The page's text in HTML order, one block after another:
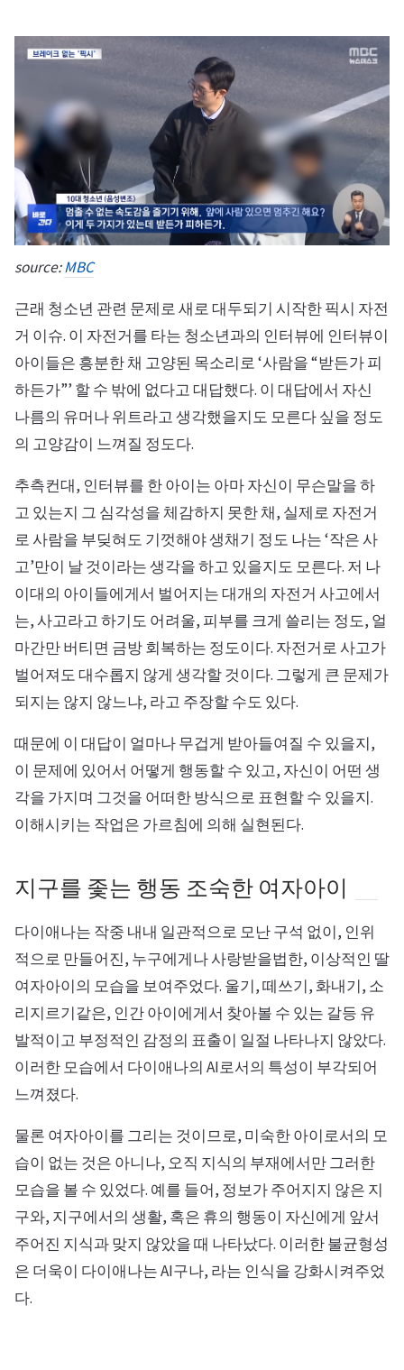
source:MBC
근래 청소년 관련 문제로 새로 대두되기 시작한 픽시 자전
거 이슈. 이 자전거를 타는 청소년과의 인터뷰에 인터뷰이
아이들은 흥분한 채 고양된 목소리로 ‘사람을 “받든가 피
하든가”’ 할 수 밖에 없다고 대답했다. 이 대답에서 자신
나름의 유머나 위트라고 생각했을지도 모른다 싶을 정도
의 고양감이 느껴질 정도다.
추측컨대, 인터뷰를 한 아이는 아마 자신이 무슨말을 하
고 있는지 그 심각성을 체감하지 못한 채, 실제로 자전거
로 사람을 부딪혀도 기껏해야 생채기 정도 나는 ‘작은 사
고’만이 날 것이라는 생각을 하고 있을지도 모른다. 저 나
이대의 아이들에게서 벌어지는 대개의 자전거 사고에서
는, 사고라고 하기도 어려울, 피부를 크게 쓸리는 정도, 얼
마간만 버티면 금방 회복하는 정도이다. 자전거로 사고가
벌어져도 대수롭지 않게 생각할 것이다. 그렇게 큰 문제가
되지는 않지 않느냐, 라고 주장할 수도 있다.
때문에 이 대답이 얼마나 무겁게 받아들여질 수 있을지,
이 문제에 있어서 어떻게 행동할 수 있고, 자신이 어떤 생
각을 가지며 그것을 어떠한 방식으로 표현할 수 있을지.
이해시키는 작업은 가르침에 의해 실현된다.
지구를 좇는 행동 조숙한 여자아이
다이애나는 작중 내내 일관적으로 모난 구석 없이, 인위
적으로 만들어진, 누구에게나 사랑받을법한, 이상적인 딸
여자아이의 모습을 보여주었다. 울기, 떼쓰기, 화내기, 소
리지르기같은, 인간 아이에게서 찾아볼 수 있는 갈등 유
발적이고 부정적인 감정의 표출이 일절 나타나지 않았다.
이러한 모습에서 다이애나의 AI로서의 특성이 부각되어
느껴졌다.
물론 여자아이를 그리는 것이므로, 미숙한 아이로서의 모
습이 없는 것은 아니나, 오직 지식의 부재에서만 그러한
모습을 볼 수 있었다. 예를 들어, 정보가 주어지지 않은 지
구와, 지구에서의 생활, 혹은 휴의 행동이 자신에게 앞서
주어진 지식과 맞지 않았을 때 나타났다. 이러한 불균형성
은 더욱이 다이애나는 AI구나, 라는 인식을 강화시켜주었
다.